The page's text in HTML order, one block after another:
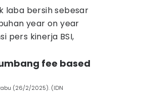
laba bersih sebesar
year on year
pers kinerja BSI,
fee based
(26/2/2025). (IDN